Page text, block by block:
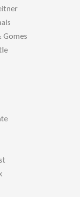
Gomes